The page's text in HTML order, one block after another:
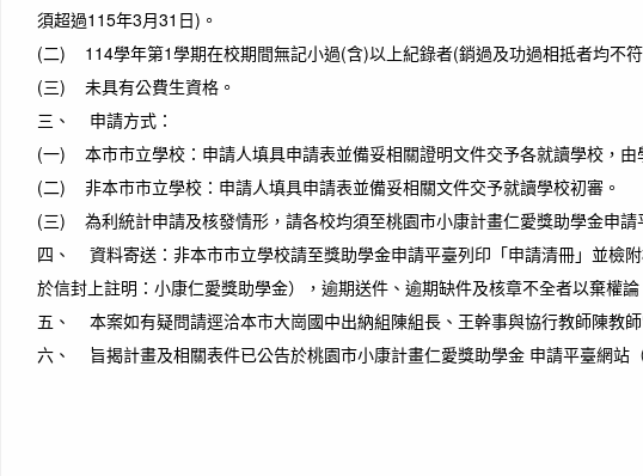
須超過115年3月31日)。
(二) 114學年第1學期在校期間無記小過(含)以上紀錄者(銷過及功過相抵者均不符
(三) 未具有公費生資格。
三、 申請方式：
(一) 本市市立學校：申請人填具申請表並備妥相關證明文件交予各就讀學校，由
(二) 非本市市立學校：申請人填具申請表並備妥相關文件交予就讀學校初審。
(三) 為利統計申請及核發情形，請各校均須至桃園市小康計畫仁愛獎助學金申請
四、 資料寄送：非本市市立學校請至獎助學金申請平臺列印「申請清冊」並檢
於信封上註明：小康仁愛獎助學金），逾期送件、逾期缺件及核章不全者以棄權
五、 本案如有疑問請逕洽本市大崗國中出納組陳組長、王幹事與協行教師陳教
六、 旨揭計畫及相關表件已公告於桃園市小康計畫仁愛獎助學金 申請平臺網站